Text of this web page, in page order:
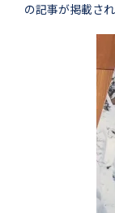
の記事が掲載さ